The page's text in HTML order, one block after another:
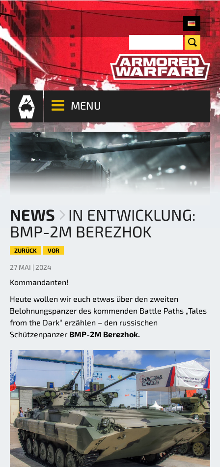
MENU
NEWS
IN ENTWICKLUNG:
BMP-2M BEREZHOK
ZURÜCK VOR
27 MAI | 2024
Kommandanten!
Heute wollen wir euch etwas über den zweiten
Belohnungspanzer des kommenden Battle Paths „Tales
from the Dark“ erzählen – den russischen
Schützenpanzer BMP-2M Berezhok.